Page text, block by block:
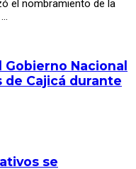
el nombramiento de la
Nacional
Cajicá durante
se